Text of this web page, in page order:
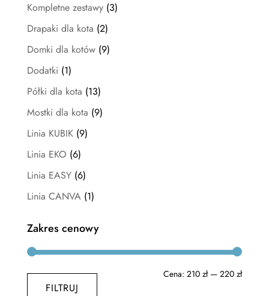
Kompletne zestawy (3)
Drapaki dla kota (2)
Domki dla kotów (9)
Dodatki (1)
Półki dla kota (13)
Mostki dla kota (9)
Linia KUBIK (9)
Linia EKO (6)
Linia EASY (6)
Linia CANVA (1)
Zakres cenowy
Cena
Cena
FILTRUJ
Cena:210 zł—220 zł